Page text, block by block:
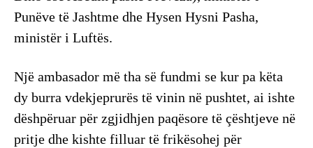
Punëve të Jashtme dhe Hysen Hysni Pasha,
ministër i Luftës.
Një ambasador më tha së fundmi se kur pa këta
dy burra vdekjeprurës të vinin në pushtet, ai ishte
dëshpëruar për zgjidhjen paqësore të çështjeve në
pritje dhe kishte filluar të frikësohej për